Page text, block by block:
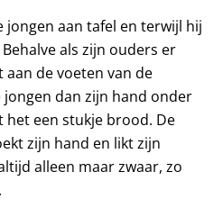
aan tafel en terwijl hij
als zijn ouders er
de voeten van de
jongen dan zijn hand onder
het een stukje brood. De
zijn hand en likt zijn
alleen maar zwaar, zo